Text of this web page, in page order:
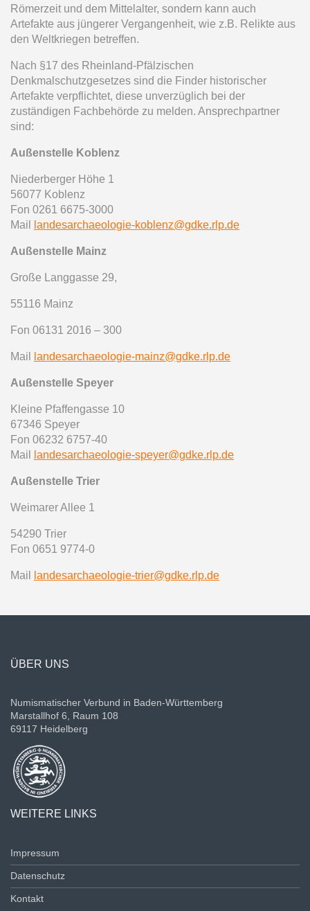
Römerzeit und dem Mittelalter, sondern kann auch
Artefakte aus jüngerer Vergangenheit, wie z.B. Relikte aus
den Weltkriegen betreffen.
Nach §17 des Rheinland-Pfälzischen
Denkmalschutzgesetzes sind die Finder historischer
Artefakte verpflichtet, diese unverzüglich bei der
zuständigen Fachbehörde zu melden. Ansprechpartner
sind:
Außenstelle Koblenz
Niederberger Höhe 1
56077 Koblenz
Fon 0261 6675-3000
Mail
landesarchaeologie-koblenz@gdke.rlp.de
Außenstelle Mainz
Große Langgasse 29,
55116 Mainz
Fon 06131 2016 – 300
Mail landesarchaeologie-mainz@gdke.rlp.de
Außenstelle Speyer
Kleine Pfaffengasse 10
67346 Speyer
Fon 06232 6757-40
Mail
landesarchaeologie-speyer@gdke.rlp.de
Außenstelle Trier
Weimarer Allee 1
54290 Trier
Fon 0651 9774-0
Mail landesarchaeologie-trier@gdke.rlp.de
ÜBER UNS
Numismatischer Verbund in Baden-Württemberg
Marstallhof 6, Raum 108
69117 Heidelberg
WEITERE LINKS
Impressum
Datenschutz
Kontakt